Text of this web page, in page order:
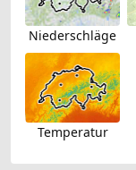
Niederschläge
Temperatur